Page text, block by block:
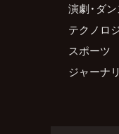
演劇・ダ
テクノロ
スポーツ
ジャーナ